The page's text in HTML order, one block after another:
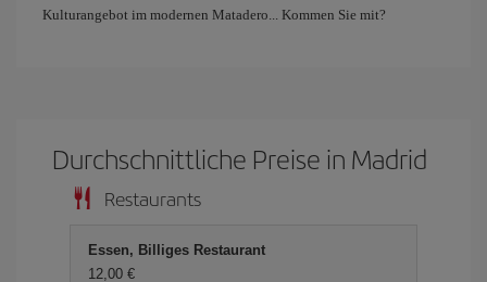
Kulturangebot im modernen Matadero... Kommen Sie mit?
Durchschnittliche Preise in Madrid
Restaurants
Essen, Billiges Restaurant
12,00 €